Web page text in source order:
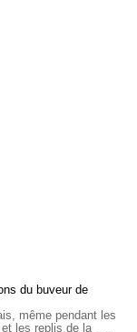
du buveur de
même pendant les
les replis de la